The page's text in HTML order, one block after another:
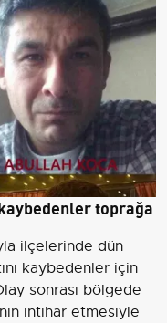
toprağa
ilçelerinde dün
kaybedenler için
sonrası bölgede
intihar etmesiyle